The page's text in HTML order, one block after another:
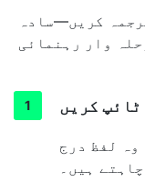
کریں—سادہ
ٹائپ کریں
وہ لفظ درج
ہیں۔